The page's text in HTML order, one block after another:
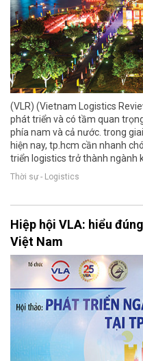
(VLR) (Vietnam Logistics
phát triển và có tầm quan
phía nam và cả nước. trong
hiện nay, tp.hcm cần nhanh
triển logistics trở thành ngành
Thời sự - Logistics
Hiệp hội VLA: hiểu
Việt Nam